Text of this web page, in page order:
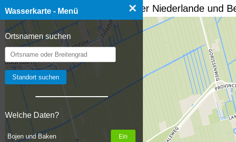
Wasserkarte - Menü ×
Ortsnamen suchen
Welche Daten?
Bojen und Baken
☰ Wasserkarte Deutschland, der Niederlande und